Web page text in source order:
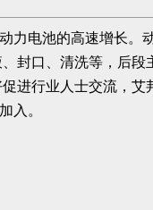
力电池的高速增长
封口、清洗等，后
进行业人士交流，
入。